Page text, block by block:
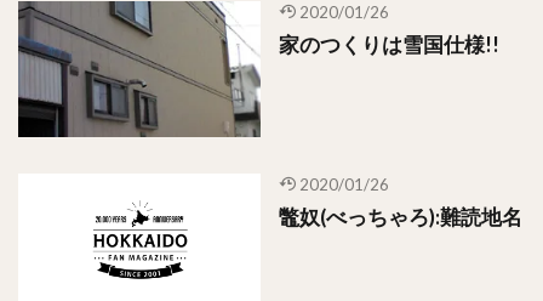
2020/01/26
家のつくりは雪国仕様!!
2020/01/26
鼈奴(べっちゃろ):難読地名